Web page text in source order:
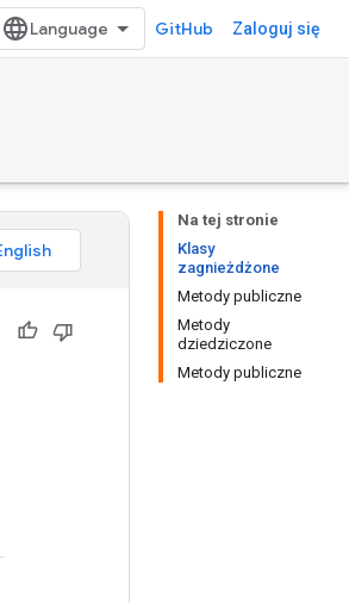
GitHub Zaloguj się
Na tej stronie
Klasy
zagnieżdżone
Metody publiczne
Metody
dziedziczone
Metody publiczne